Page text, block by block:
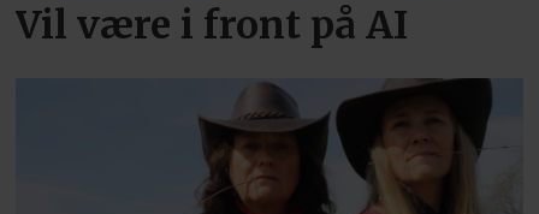
Vil være i front på AI